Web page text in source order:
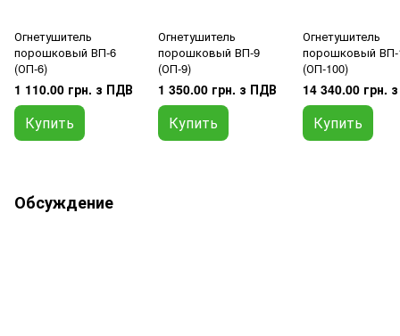
Огнетушитель
порошковый ВП-6
(ОП-6)
1 110.00 грн. з ПДВ
Купить
Огнетушитель
порошковый ВП-9
(ОП-9)
1 350.00 грн. з ПДВ
Купить
Огнетушитель
порошковый ВП-
(ОП-100)
14 340.00 грн.
Купить
Обсуждение